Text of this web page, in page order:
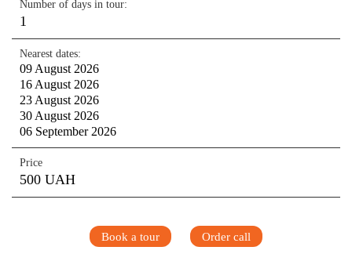
Number of days in tour:
1
Nearest dates:
09 August 2026
16 August 2026
23 August 2026
30 August 2026
06 September 2026
Price
500 UAH
Book a tour Order call